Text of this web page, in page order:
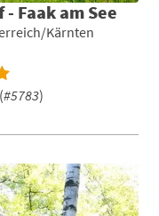
Faak am See
Kärnten
#5783)